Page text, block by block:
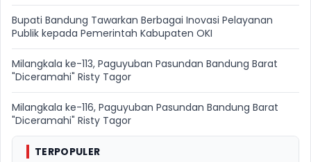
Bupati Bandung Tawarkan Berbagai Inovasi Pelayanan
Publik kepada Pemerintah Kabupaten OKI
Milangkala ke-113, Paguyuban Pasundan Bandung Barat
"Diceramahi" Risty Tagor
Milangkala ke-116, Paguyuban Pasundan Bandung Barat
"Diceramahi" Risty Tagor
TERPOPULER